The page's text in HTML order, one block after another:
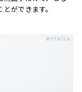
ができます。